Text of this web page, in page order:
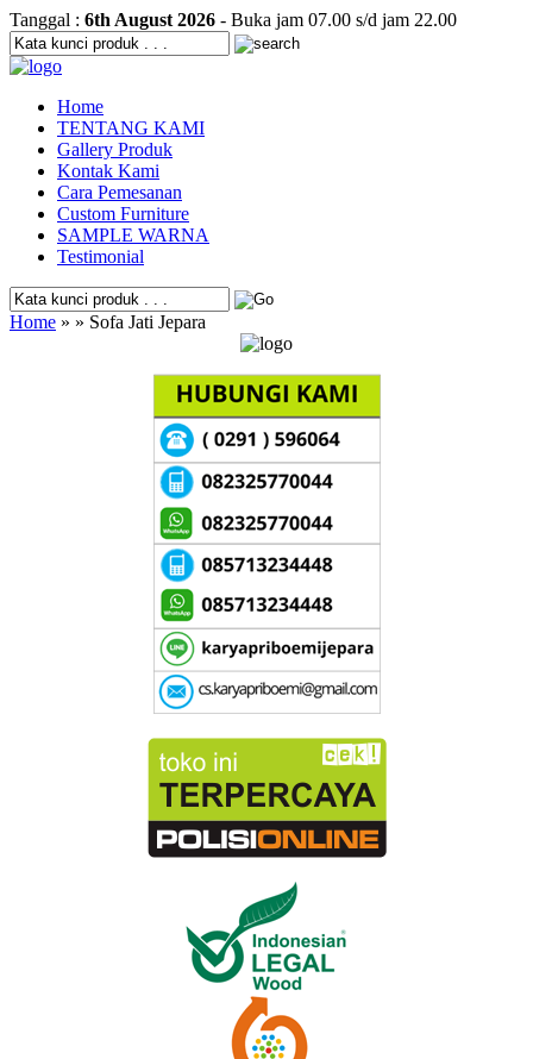
Tanggal : 6th August 2026 - Buka jam 07.00 s/d jam 22.00
Home
TENTANG KAMI
Gallery Produk
Kontak Kami
Cara Pemesanan
Custom Furniture
SAMPLE WARNA
Testimonial
Home » » Sofa Jati Jepara